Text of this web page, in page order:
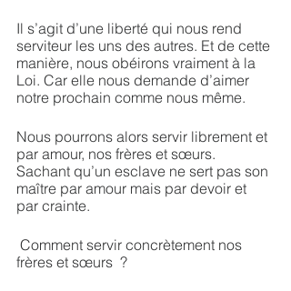
Il s’agit d’une liberté qui nous rend
serviteur les uns des autres. Et de cette
manière, nous obéirons vraiment à la
Loi. Car elle nous demande d’aimer
notre prochain comme nous même.
Nous pourrons alors servir librement et
par amour, nos frères et sœurs.
Sachant qu’un esclave ne sert pas son
maître par amour mais par devoir et
par crainte.
frères et sœurs  ?